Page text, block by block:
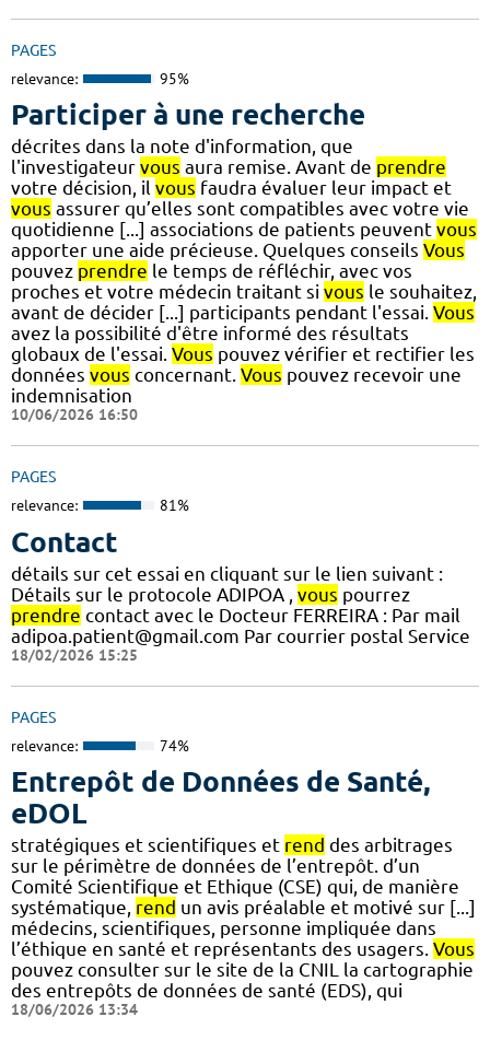
PAGES
relevance: 95%
Participer à une recherche
décrites dans la note d'information, que
l'investigateur vous aura remise. Avant de prendre
votre décision, il vous faudra évaluer leur impact et
vous assurer qu’elles sont compatibles avec votre vie
quotidienne [...] associations de patients peuvent vous
apporter une aide précieuse. Quelques conseils Vous
pouvez prendre le temps de réfléchir, avec vos
proches et votre médecin traitant si vous le souhaitez,
avant de décider [...] participants pendant l'essai. Vous
avez la possibilité d'être informé des résultats
globaux de l'essai. Vous pouvez vérifier et rectifier les
données vous concernant. Vous pouvez recevoir une
indemnisation
10/06/2026 16:50
PAGES
relevance: 81%
Contact
détails sur cet essai en cliquant sur le lien suivant :
Détails sur le protocole ADIPOA , vous pourrez
prendre contact avec le Docteur FERREIRA : Par mail
adipoa.patient@gmail.com Par courrier postal Service
18/02/2026 15:25
PAGES
relevance: 74%
Entrepôt de Données de Santé,
eDOL
stratégiques et scientifiques et rend des arbitrages
sur le périmètre de données de l’entrepôt. d’un
Comité Scientifique et Ethique (CSE) qui, de manière
systématique, rend un avis préalable et motivé sur [...]
médecins, scientifiques, personne impliquée dans
l’éthique en santé et représentants des usagers. Vous
pouvez consulter sur le site de la CNIL la cartographie
des entrepôts de données de santé (EDS), qui
18/06/2026 13:34